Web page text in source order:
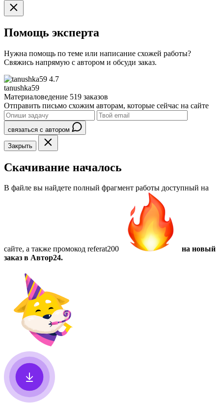
Помощь эксперта
Нужна помощь по теме или написание схожей работы?
Свяжись напрямую с автором и обсуди заказ.
4.7
tanushka59
Материаловедение 519 заказов
Отправить письмо схожим авторам, которые сейчас на сайте
связаться с автором
Закрыть
Скачивание началось
В файле вы найдете полный фрагмент работы доступный на
сайте, а также промокод referat200
на новый
заказ в Автор24.